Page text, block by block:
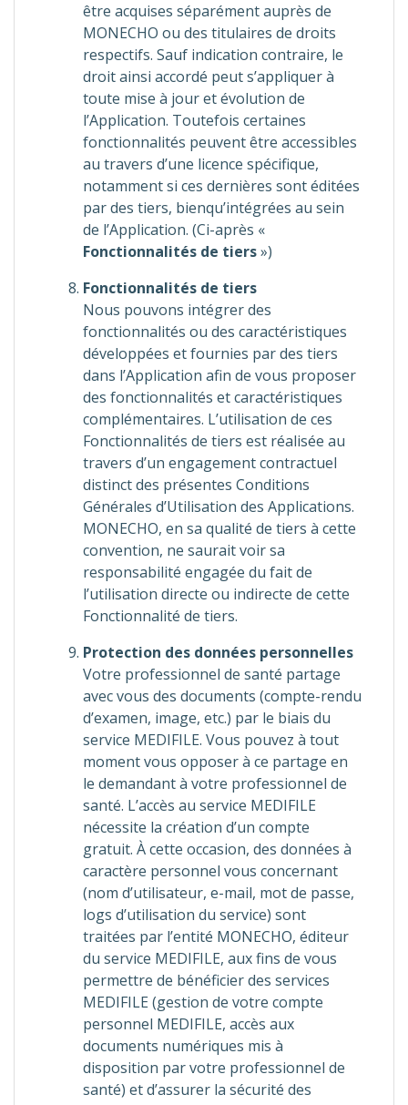
être acquises séparément auprès de
MONECHO ou des titulaires de droits
respectifs. Sauf indication contraire, le
droit ainsi accordé peut s’appliquer à
toute mise à jour et évolution de
l’Application. Toutefois certaines
fonctionnalités peuvent être accessibles
au travers d’une licence spécifique,
notamment si ces dernières sont éditées
par des tiers, bienqu’intégrées au sein
de l’Application. (Ci-après «
Fonctionnalités de tiers»)
Fonctionnalités de tiers
Nous pouvons intégrer des
fonctionnalités ou des caractéristiques
développées et fournies par des tiers
dans l’Application afin de vous proposer
des fonctionnalités et caractéristiques
complémentaires. L’utilisation de ces
Fonctionnalités de tiers est réalisée au
travers d’un engagement contractuel
distinct des présentes Conditions
Générales d’Utilisation des Applications.
MONECHO, en sa qualité de tiers à cette
convention, ne saurait voir sa
responsabilité engagée du fait de
l’utilisation directe ou indirecte de cette
Fonctionnalité de tiers.
Protection des données personnelles
Votre professionnel de santé partage
avec vous des documents (compte-rendu
d’examen, image, etc.) par le biais du
service MEDIFILE. Vous pouvez à tout
moment vous opposer à ce partage en
le demandant à votre professionnel de
santé. L’accès au service MEDIFILE
nécessite la création d’un compte
gratuit. À cette occasion, des données à
caractère personnel vous concernant
(nom d’utilisateur, e-mail, mot de passe,
logs d’utilisation du service) sont
traitées par l’entité MONECHO, éditeur
du service MEDIFILE, aux fins de vous
permettre de bénéficier des services
MEDIFILE (gestion de votre compte
personnel MEDIFILE, accès aux
documents numériques mis à
disposition par votre professionnel de
santé) et d’assurer la sécurité des